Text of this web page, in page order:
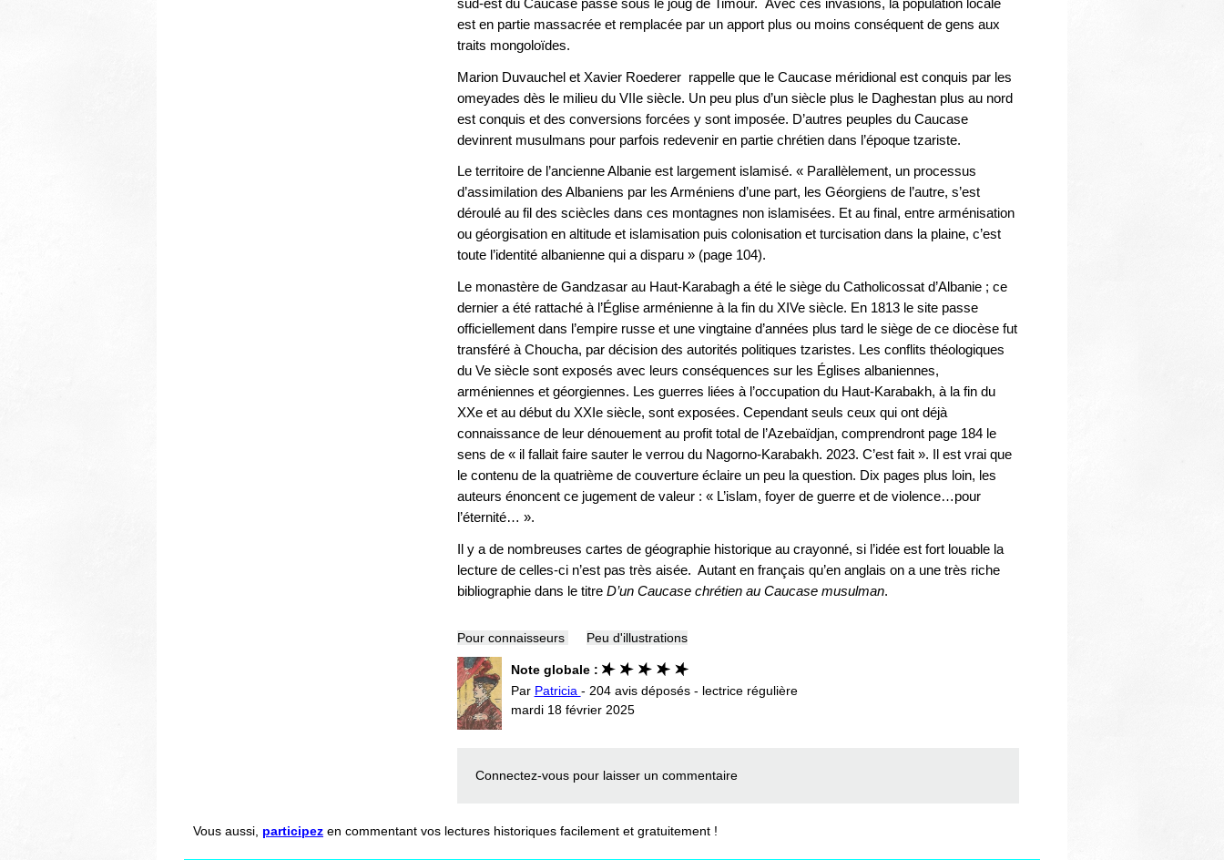
sud-est du Caucase passe sous le joug de Timour. Avec ces invasions, la population locale
est en partie massacrée et remplacée par un apport plus ou moins conséquent de gens aux
traits mongoloïdes.
Marion Duvauchel et Xavier Roederer rappelle que le Caucase méridional est conquis par les
omeyades dès le milieu du VIIe siècle. Un peu plus d’un siècle plus le Daghestan plus au nord
est conquis et des conversions forcées y sont imposée. D’autres peuples du Caucase
devinrent musulmans pour parfois redevenir en partie chrétien dans l’époque tzariste.
Le territoire de l’ancienne Albanie est largement islamisé. « Parallèlement, un processus
d’assimilation des Albaniens par les Arméniens d’une part, les Géorgiens de l’autre, s’est
déroulé au fil des sciècles dans ces montagnes non islamisées. Et au final, entre arménisation
ou géorgisation en altitude et islamisation puis colonisation et turcisation dans la plaine, c’est
toute l’identité albanienne qui a disparu » (page 104).
Le monastère de Gandzasar au Haut-Karabagh a été le siège du Catholicossat d’Albanie ; ce
dernier a été rattaché à l’Église arménienne à la fin du XIVe siècle. En 1813 le site passe
officiellement dans l’empire russe et une vingtaine d’années plus tard le siège de ce diocèse fut
transféré à Choucha, par décision des autorités politiques tzaristes. Les conflits théologiques
du Ve siècle sont exposés avec leurs conséquences sur les Églises albaniennes,
arméniennes et géorgiennes. Les guerres liées à l’occupation du Haut-Karabakh, à la fin du
XXe et au début du XXIe siècle, sont exposées. Cependant seuls ceux qui ont déjà
connaissance de leur dénouement au profit total de l’Azebaïdjan, comprendront page 184 le
sens de « il fallait faire sauter le verrou du Nagorno-Karabakh. 2023. C’est fait ». Il est vrai que
le contenu de la quatrième de couverture éclaire un peu la question. Dix pages plus loin, les
auteurs énoncent ce jugement de valeur : « L’islam, foyer de guerre et de violence…pour
l’éternité… ».
Il y a de nombreuses cartes de géographie historique au crayonné, si l’idée est fort louable la
lecture de celles-ci n’est pas très aisée. Autant en français qu’en anglais on a une très riche
bibliographie dans le titre D’un Caucase chrétien au Caucase musulman.
Pour connaisseurs Peu d'illustrations
Note globale :
Par Patricia - 204 avis déposés - lectrice régulière
mardi 18 février 2025
Connectez-vous pour laisser un commentaire
Vous aussi, participez en commentant vos lectures historiques facilement et gratuitement !